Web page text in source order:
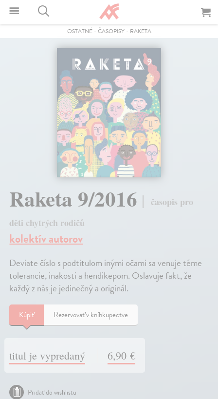
OSTATNÉ- ČASOPISY- RAKETA
Raketa 9/2016
časopis pro
děti chytrých rodičů
kolektív autorov
Deviate číslo s podtitulom inými očami sa venuje téme
tolerancie, inakosti a hendikepom. Oslavuje fakt, že
každý z nás je jedinečný a originál.
Kúpiť Rezervovať v kníhkupectve
titul je vypredaný 6,90 €
Pridať do wishlistu